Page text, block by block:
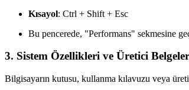
Kısayol: Ctrl + Shift + Esc
Bu pencerede, "Performans" sekmesine
3. Sistem Özellikleri ve Üretici
Bilgisayarın kutusu, kullanma kılavuzu veya